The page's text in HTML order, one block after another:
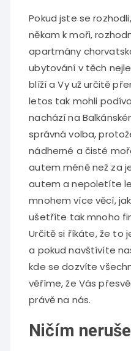
Pokud jste se
někam k moři,
apartmány
ubytování v těch
blíží a Vy už určitě
letos tak mohli
nachází na
správná volba,
nádherné a čisté
autem méně než za
autem a nepoletíte
mnohem více věcí,
ušetříte tak mnoho
Určitě si říkáte, že to
a pokud navštívíte
kde se dozvíte
věříme, že Vás
právě na nás.
Ničím